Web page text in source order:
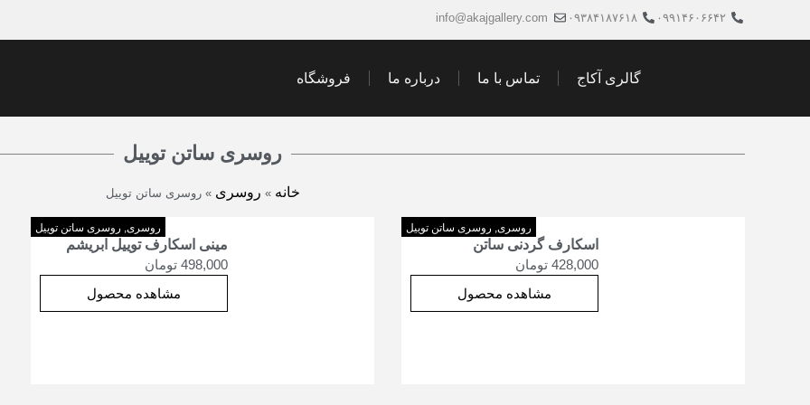
۰۹۹۱۴۶۰۶۶۴۲ ۰۹۳۸۴۱۸۷۶۱۸ info@akajgallery.com
گالری آکاج تماس با ما درباره ما فروشگاه
روسری ساتن توییل
خانه » روسری »روسری ساتن توییل
اسکارف گردنی ساتن
روسری, روسری ساتن توییل
428,000 تومان
مشاهده محصول
مینی اسکارف توییل ابریشم
روسری, روسری ساتن توییل
498,000 تومان
مشاهده محصول